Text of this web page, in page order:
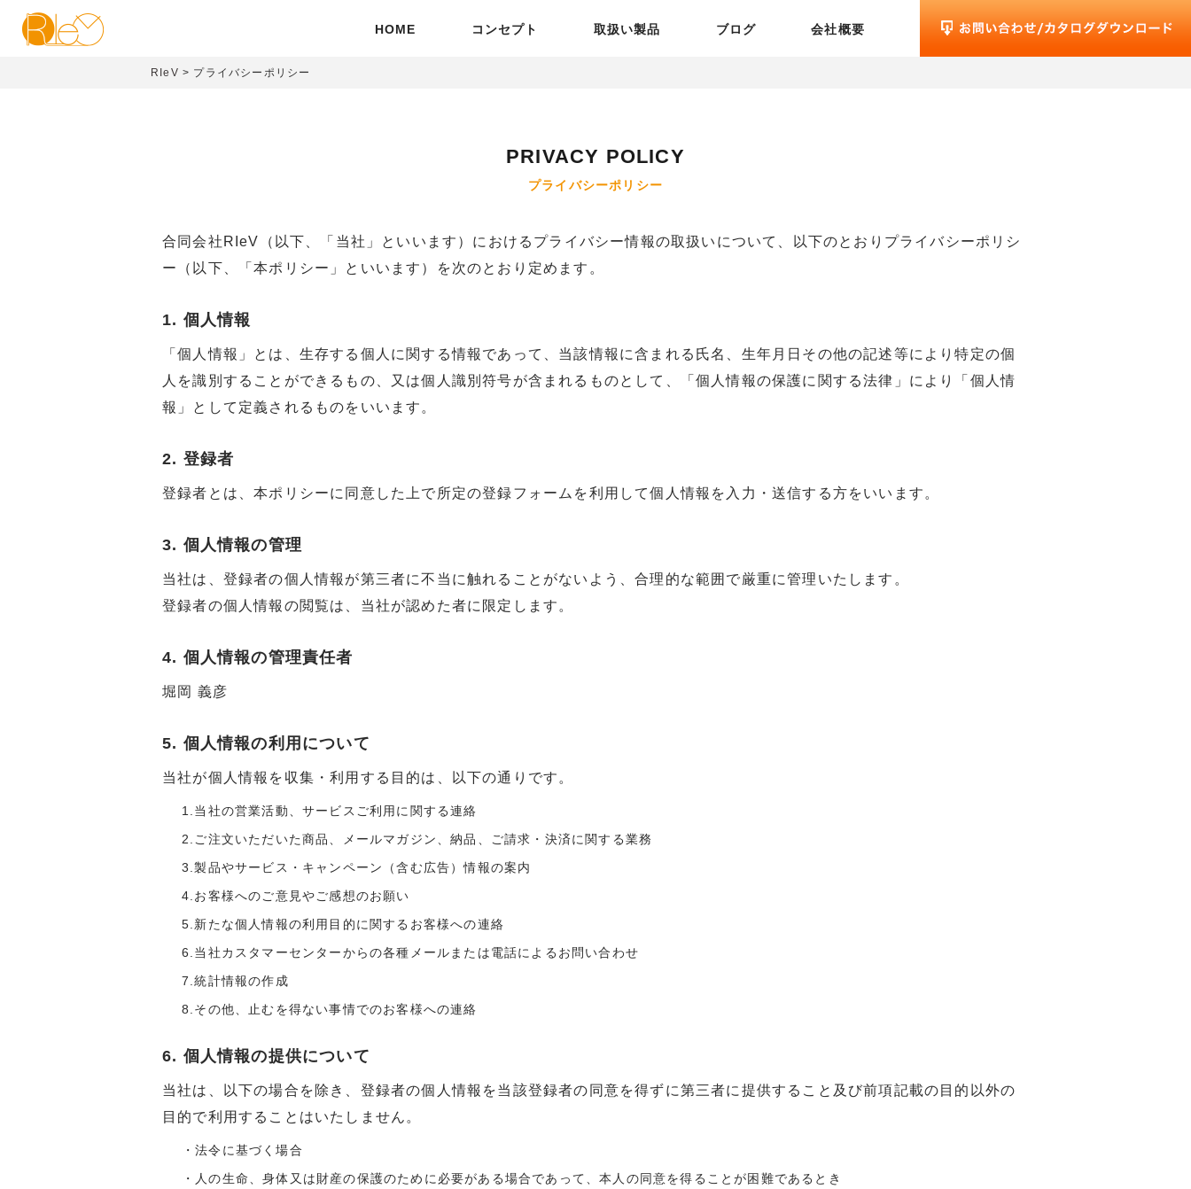
HOME コンセプト 取扱い製品 ブログ 会社概要
RIeV > プライバシーポリシー
PRIVACY POLICY
プライバシーポリシー
合同会社RIeV（以下、「当社」といいます）におけるプライバシー情報の取扱いについて、以下のとおりプライバシーポリシ
ー（以下、「本ポリシー」といいます）を次のとおり定めます。
1. 個人情報
「個人情報」とは、生存する個人に関する情報であって、当該情報に含まれる氏名、生年月日その他の記述等により特定の個
人を識別することができるもの、又は個人識別符号が含まれるものとして、「個人情報の保護に関する法律」により「個人情
報」として定義されるものをいいます。
2. 登録者
登録者とは、本ポリシーに同意した上で所定の登録フォームを利用して個人情報を入力・送信する方をいいます。
3. 個人情報の管理
当社は、登録者の個人情報が第三者に不当に触れることがないよう、合理的な範囲で厳重に管理いたします。
登録者の個人情報の閲覧は、当社が認めた者に限定します。
4. 個人情報の管理責任者
堀岡 義彦
5. 個人情報の利用について
当社が個人情報を収集・利用する目的は、以下の通りです。
1.当社の営業活動、サービスご利用に関する連絡
2.ご注文いただいた商品、メールマガジン、納品、ご請求・決済に関する業務
3.製品やサービス・キャンペーン（含む広告）情報の案内
4.お客様へのご意見やご感想のお願い
5.新たな個人情報の利用目的に関するお客様への連絡
6.当社カスタマーセンターからの各種メールまたは電話によるお問い合わせ
7.統計情報の作成
8.その他、止むを得ない事情でのお客様への連絡
6. 個人情報の提供について
当社は、以下の場合を除き、登録者の個人情報を当該登録者の同意を得ずに第三者に提供すること及び前項記載の目的以外の
目的で利用することはいたしません。
・法令に基づく場合
・人の生命、身体又は財産の保護のために必要がある場合であって、本人の同意を得ることが困難であるとき